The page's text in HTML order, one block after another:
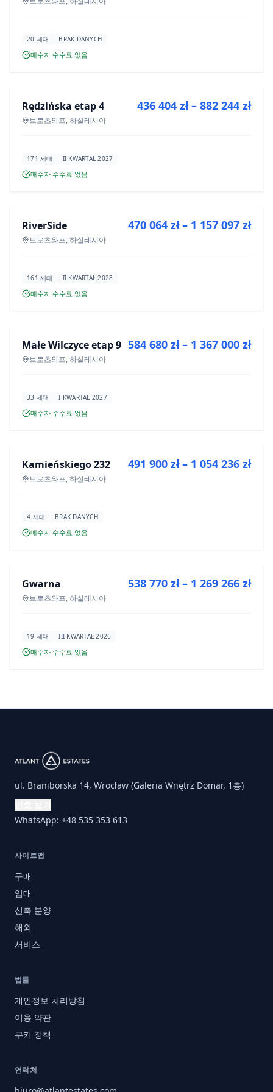
20 세대 BRAK DANYCH
매수자 수수료 없음
신규 분양
Rędzińska etap 4
브로츠와프, 하실레시아
436 404 zł – 882 244 zł
171 세대 II KWARTAŁ 2027
매수자 수수료 없음
신규 분양
RiverSide
브로츠와프, 하실레시아
470 064 zł – 1 157 097 zł
161 세대 II KWARTAŁ 2028
매수자 수수료 없음
신규 분양
Małe Wilczyce etap 9
브로츠와프, 하실레시아
584 680 zł – 1 367 000 zł
33 세대 I KWARTAŁ 2027
매수자 수수료 없음
신규 분양
Kamieńskiego 232
브로츠와프, 하실레시아
491 900 zł – 1 054 236 zł
4 세대 BRAK DANYCH
매수자 수수료 없음
신규 분양
Gwarna
브로츠와프, 하실레시아
538 770 zł – 1 269 266 zł
19 세대 III KWARTAŁ 2026
매수자 수수료 없음
ul. Braniborska 14, Wrocław (Galeria Wnętrz Domar, 1층)
WhatsApp: +48 535 353 613
사이트맵
구매
임대
신축 분양
해외
서비스
법률
개인정보 처리방침
이용 약관
쿠키 정책
연락처